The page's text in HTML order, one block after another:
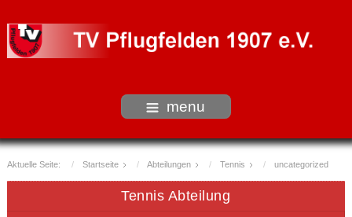
menu
Aktuelle Seite: Startseite Abteilungen Tennis uncategorized
Tennis Abteilung